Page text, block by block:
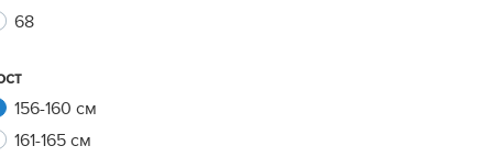
68
156-160 см
161-165 см